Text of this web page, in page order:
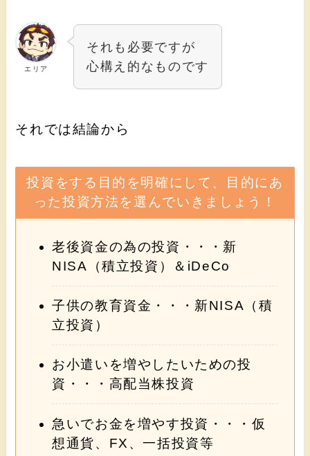
エリア
それも必要ですが
心構え的なものです
それでは結論から
投資をする目的を明確にして、目的にあ
った投資方法を選んでいきましょう！
老後資金の為の投資・・・新
NISA（積立投資）＆iDeCo
子供の教育資金・・・新NISA（積
立投資）
お小遣いを増やしたいための投
資・・・高配当株投資
急いでお金を増やす投資・・・仮
想通貨、FX、一括投資等